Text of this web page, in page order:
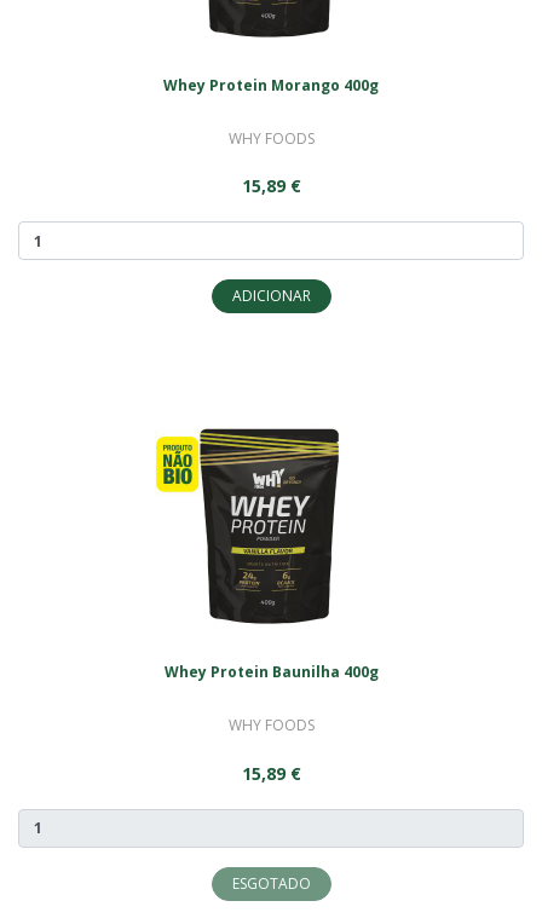
Whey Protein Morango 400g
WHY FOODS
15,89 €
ADICIONAR
Whey Protein Baunilha 400g
WHY FOODS
15,89 €
ESGOTADO